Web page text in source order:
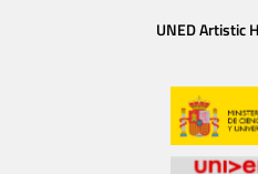
UNED Artistic